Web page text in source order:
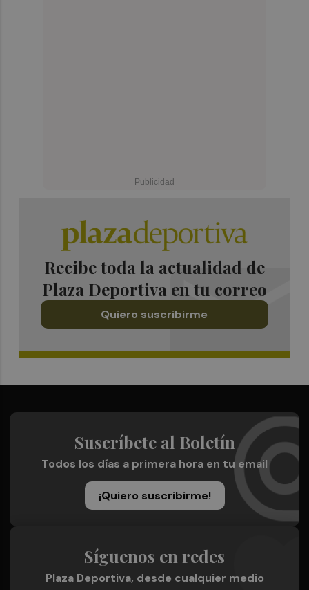
Recibe toda la actualidad de
Plaza Deportiva en tu correo
Quiero suscribirme
Suscríbete al Boletín
Todos los días a primera hora en tu email
¡Quiero suscribirme!
Síguenos en redes
Plaza Deportiva, desde cualquier medio